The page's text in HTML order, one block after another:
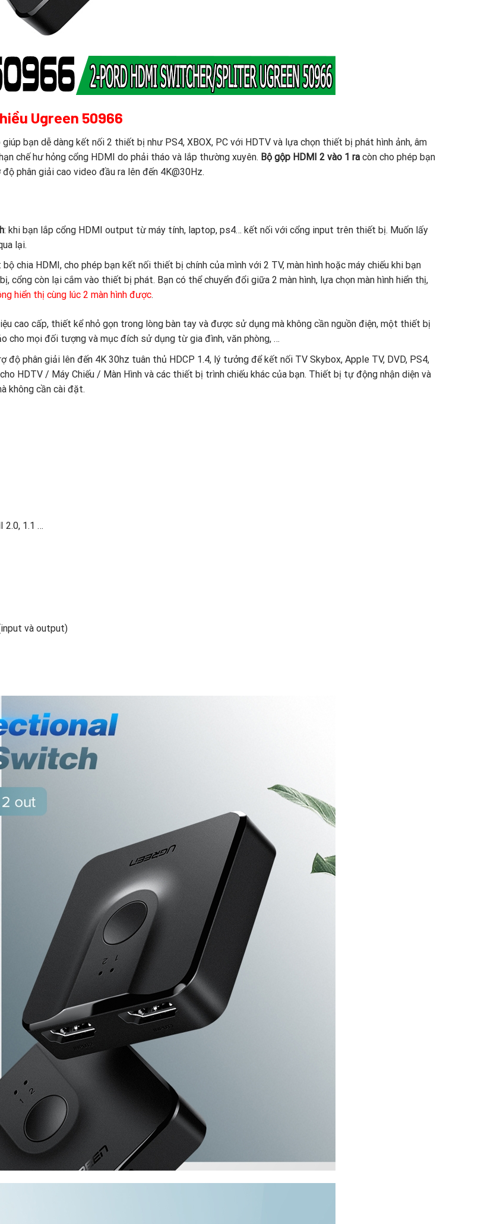
Ugreen 50966
bạn dễ dàng kết nối 2 thiết bị như PS4, XBOX, PC với HDTV và lựa chọn thiết bị phát hình ảnh, âm
chế hư hỏng cổng HDMI do phải tháo và lắp thường xuyên. Bộ gộp HDMI 2 vào 1 racòn cho phép bạn
phân giải cao video đầu ra lên đến 4K@30Hz.
: khi bạn lắp cổng HDMI output từ máy tính, laptop, ps4… kết nối với cổng input trên thiết bị. Muốn lấy
lại.
chia HDMI, cho phép bạn kết nối thiết bị chính của mình với 2 TV, màn hình hoặc máy chiếu khi bạn
cổng còn lại cắm vào thiết bị phát. Bạn có thể chuyển đổi giữa 2 màn hình, lựa chọn màn hình hiển thị,
hiển thị cùng lúc 2 màn hình được.
cao cấp, thiết kể nhỏ gọn trong lòng bàn tay và được sử dụng mà không cần nguồn điện, một thiết bị
cho mọi đối tượng và mục đích sử dụng từ gia đình, văn phòng, …
độ phân giải lên đến 4K 30hz tuân thủ HDCP 1.4, lý tưởng để kết nối TV Skybox, Apple TV, DVD, PS4,
HDTV / Máy Chiếu / Màn Hình và các thiết bị trình chiếu khác của bạn. Thiết bị tự động nhận diện và
không cần cài đặt.
2.0, 1.1 …
và output)